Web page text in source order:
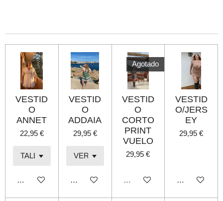
r
r
r
r
r
r
r
VESTID
O
ANNET
22,95 €
Añadir al carrito
VESTID
O
ADDAIA
29,95 €
Añadir al carrito
Agotado
VESTID
O
CORTO
PRINT
VUELO
29,95 €
Agotado
VESTID
O/JERS
EY
29,95 €
Añadir al